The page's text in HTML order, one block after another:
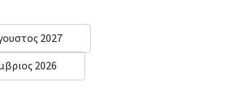
2027
2026